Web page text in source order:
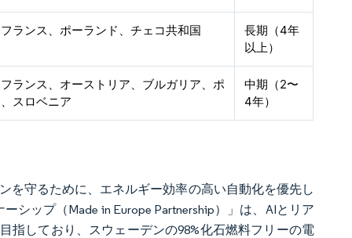
ランス、ポーランド、チェコ共和国
長期（4年
以上）
ランス、オーストリア、ブルガリア、ポ
スロベニア
中期（2〜
4年）
を守るために、エネルギー効率の高い自動化を優先し
シップ（Made in Europe Partnership）」は、AIとリア
指しており、スウェーデンの98%化石燃料フリーの電